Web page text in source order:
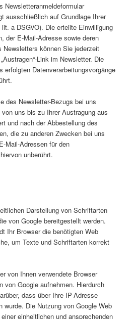
Newsletteranmeldeformular
ausschließlich auf Grundlage Ihrer
a DSGVO). Die erteilte Einwilligung
der E-Mail-Adresse sowie deren
Newsletters können Sie jederzeit
Link im Newsletter. Die
erfolgten Datenverarbeitungsvorgänge
des Newsletter-Bezugs bei uns
uns bis zu Ihrer Austragung aus
und nach der Abbestellung des
die zu anderen Zwecken bei uns
Mail-Adressen für den
unberührt.
Darstellung von Schriftarten
von Google bereitgestellt werden.
Ihr Browser die benötigten Web
um Texte und Schriftarten korrekt
von Ihnen verwendete Browser
von Google aufnehmen. Hierdurch
dass über Ihre IP-Adresse
wurde. Die Nutzung von Google Web
einheitlichen und ansprechenden